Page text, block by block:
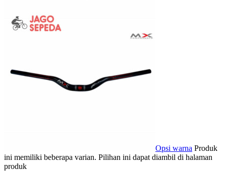
Opsi warna Produk
ini memiliki beberapa varian. Pilihan ini dapat diambil di halaman
produk